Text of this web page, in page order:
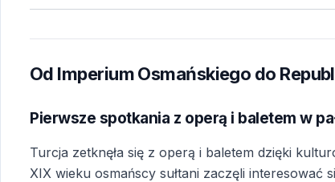
Od Imperium Osmańskiego do
Pierwsze spotkania z operą i baletem w
Turcja zetknęła się z operą i baletem dzięki
XIX wieku osmańscy sułtani zaczęli interesować